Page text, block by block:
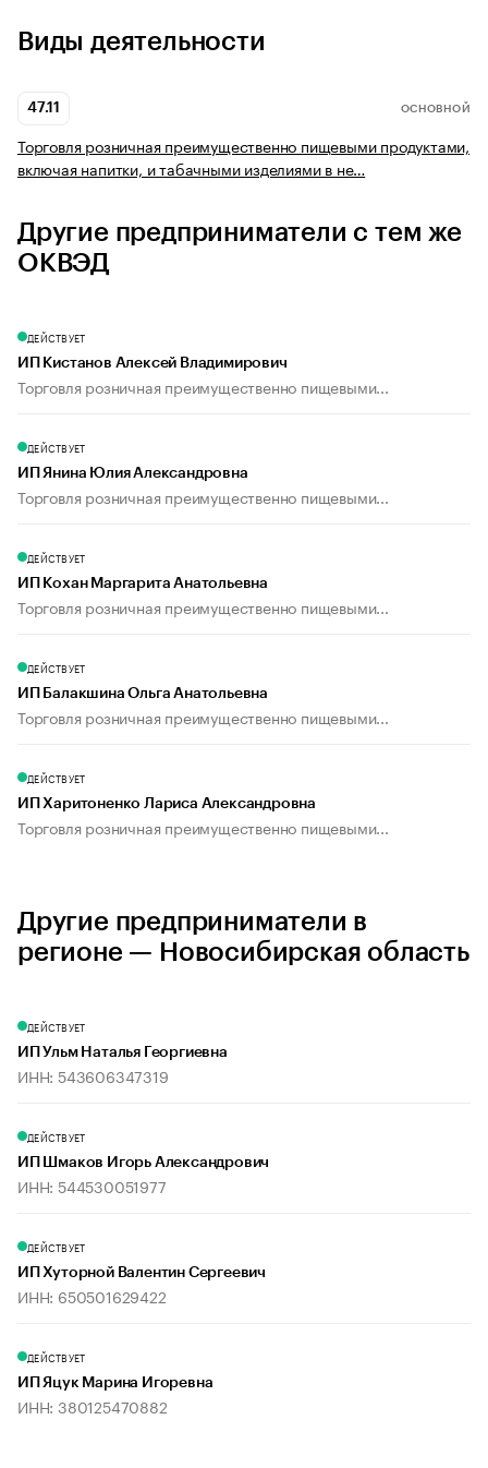
Виды деятельности
47.11 ОСНОВНОЙ
Торговля розничная преимущественно пищевыми продуктами,
включая напитки, и табачными изделиями в не…
Другие предприниматели с тем же
ОКВЭД
ДЕЙСТВУЕТ
ИП Кистанов Алексей Владимирович
Торговля розничная преимущественно пищевыми...
ДЕЙСТВУЕТ
ИП Янина Юлия Александровна
Торговля розничная преимущественно пищевыми...
ДЕЙСТВУЕТ
ИП Кохан Маргарита Анатольевна
Торговля розничная преимущественно пищевыми...
ДЕЙСТВУЕТ
ИП Балакшина Ольга Анатольевна
Торговля розничная преимущественно пищевыми...
ДЕЙСТВУЕТ
ИП Харитоненко Лариса Александровна
Торговля розничная преимущественно пищевыми...
Другие предприниматели в
регионе — Новосибирская область
ДЕЙСТВУЕТ
ИП Ульм Наталья Георгиевна
ИНН: 543606347319
ДЕЙСТВУЕТ
ИП Шмаков Игорь Александрович
ИНН: 544530051977
ДЕЙСТВУЕТ
ИП Хуторной Валентин Сергеевич
ИНН: 650501629422
ДЕЙСТВУЕТ
ИП Яцук Марина Игоревна
ИНН: 380125470882